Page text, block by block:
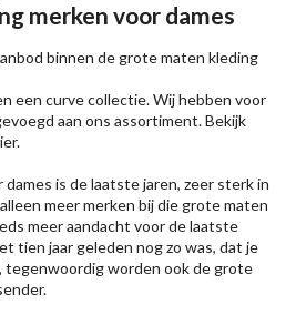
merken voor dames
binnen de grote maten kleding
een curve collectie. Wij hebben voor
aan ons assortiment. Bekijk
is de laatste jaren, zeer sterk in
meer merken bij die grote maten
meer aandacht voor de laatste
tien jaar geleden nog zo was, dat je
tegenwoordig worden ook de grote